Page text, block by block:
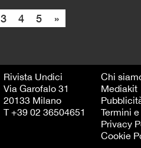
3 4 5 »
Rivista Undici
Via Garofalo 31
20133 Milano
T +39 02 36504651
Chi
Mediakit
Termini
Privacy
Cookie